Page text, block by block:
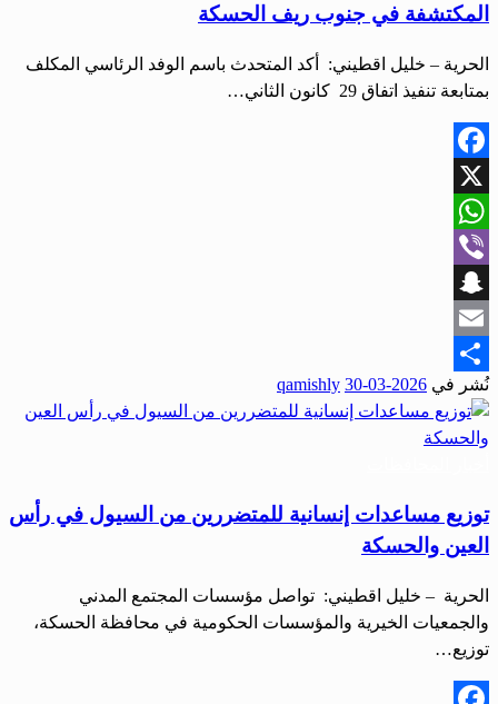
المكتشفة في جنوب ريف الحسكة
الحرية – خليل اقطيني: أكد المتحدث باسم الوفد الرئاسي المكلف
بمتابعة تنفيذ اتفاق 29 كانون الثاني…
Facebook
X
WhatsApp
Viber
Snapchat
Email
Share
نُشر في 2026-03-30
qamishly
توزيع مساعدات إنسانية للمتضررين من السيول في رأس
العين والحسكة
الحرية – خليل اقطيني: تواصل مؤسسات المجتمع المدني
والجمعيات الخيرية والمؤسسات الحكومية في محافظة الحسكة،
توزيع…